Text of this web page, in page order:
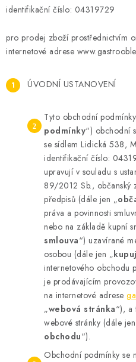
Jak nakupovat
Obchodní
identifikační číslo: 04319729
pro prodej zboží prostřednictvím
internetové adrese
ÚVODNÍ USTANOVENÍ
Tyto obchodní
podmínky“) obchodní
se sídlem Lidická 538,
identifikační číslo:
upravují v souladu s
89/2012 Sb., občanský
předpisů (dále jen „
práva a povinnosti
nebo na základě kupní
smlouva“) uzavírané
osobou (dále jen „
internetového obchodu
je prodávajícím
na internetové adrese
„webová stránka“), a
webové stránky (dále
obchodu“).
Obchodní podmínky se